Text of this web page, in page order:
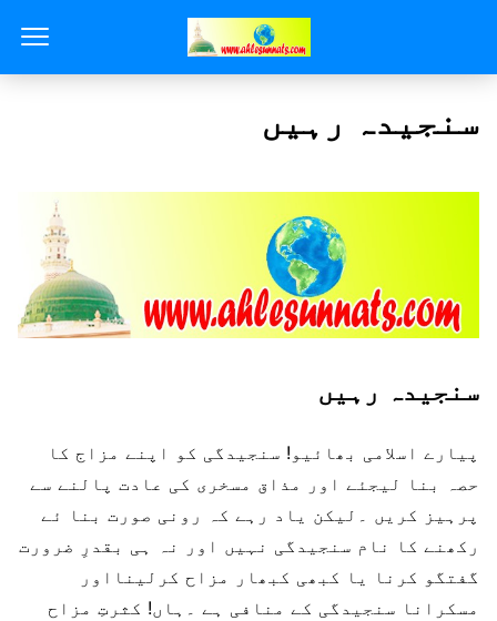
سنجیدہ رہیں
سنجیدہ رہیں
پیارے اسلامی بھائیو! سنجیدگی کو اپنے مزاج کا
حصہ بنا لیجئے اور مذاق مسخری کی عادت پالنے سے
پرہیز کریں ۔لیکن یاد رہے کہ رونی صورت بنا ئے
رکھنے کا نام سنجیدگی نہیں اور نہ ہی بقدرِ ضرورت
گفتگو کرنا یا کبھی کبھار مزاح کرلینااور
مسکرانا سنجیدگی کے منافی ہے ۔ہاں! کثرتِ مزاح